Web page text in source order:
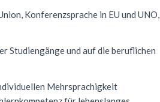
Konferenzsprache in EU und UNO,
Studiengänge und auf die beruflichen
Mehrsprachigkeit